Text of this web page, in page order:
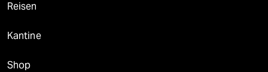
Reisen
Kantine
Shop